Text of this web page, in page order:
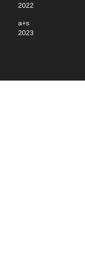
2022
a+s
2023